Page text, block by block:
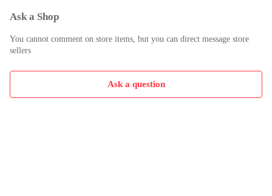
付属品	計量カップ、ブラシ、取扱説明書（ 保証書含む ）
あります。
※弊社では複数店舗にて在庫を共有しているため、ご注文のタ
イミングによって欠品・お取り寄せとなる場合もございま
す。あらかじめご了承くださいませ。
Ask a Shop
You cannot comment on store items, but you can direct message store
sellers
Ask a question